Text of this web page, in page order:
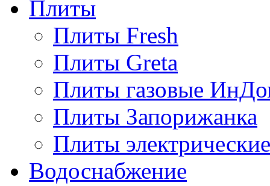
Плиты
Плиты Fresh
Плиты Greta
Плиты газовые
Плиты Запорижанка
Плиты
Водоснабжение